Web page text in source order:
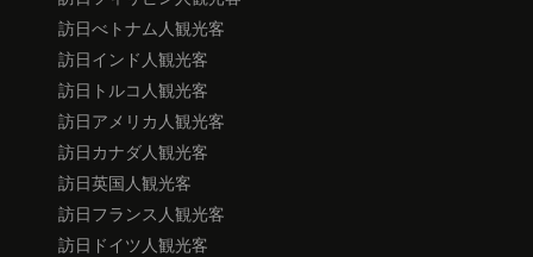
訪日べトナム人観光客
訪日インド人観光客
訪日トルコ人観光客
訪日アメリカ人観光客
訪日カナダ人観光客
訪日英国人観光客
訪日フランス人観光客
訪日ドイツ人観光客